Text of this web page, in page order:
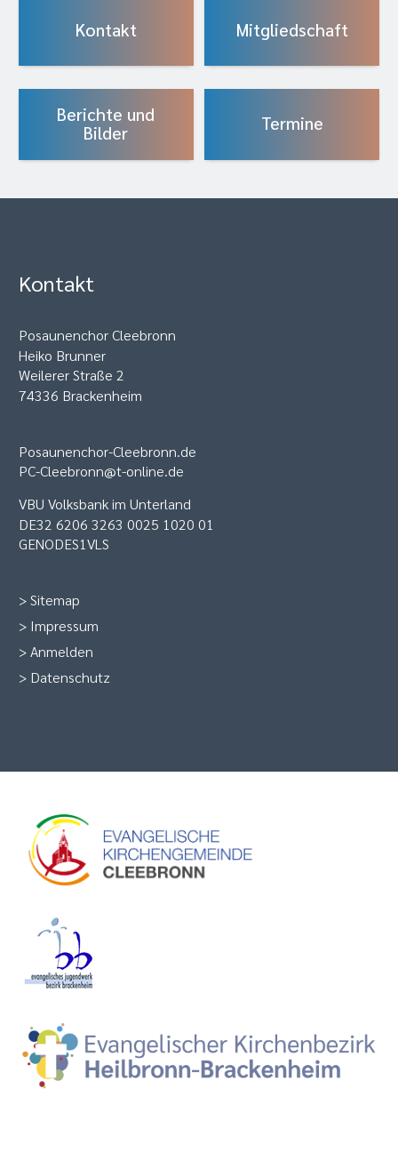
Kontakt Mitgliedschaft
Berichte und
Bilder
Termine
Kontakt
Posaunenchor Cleebronn
Heiko Brunner
Weilerer Straße 2
74336 Brackenheim
Posaunenchor-Cleebronn.de
PC-Cleebronn@t-online.de
VBU Volksbank im Unterland
DE32 6206 3263 0025 1020 01
GENODES1VLS
>Sitemap
> Impressum
>Anmelden
> Datenschutz